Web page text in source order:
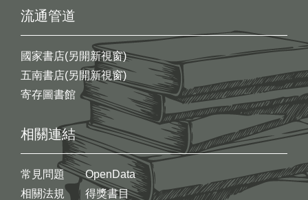
流通管道
國家書店(另開新視窗)
五南書店(另開新視窗)
寄存圖書館
相關連結
常見問題
相關法規
OpenData
得獎書目